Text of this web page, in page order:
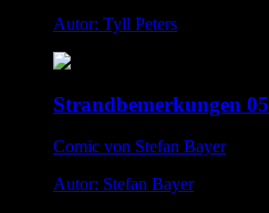
Autor: Tyll Peters
Strandbemerkungen 05
Comic von Stefan Bayer
Autor: Stefan Bayer